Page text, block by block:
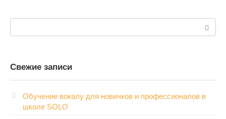
Свежие записи
Обучение вокалу для новичков и профессионалов в
школе SOLO